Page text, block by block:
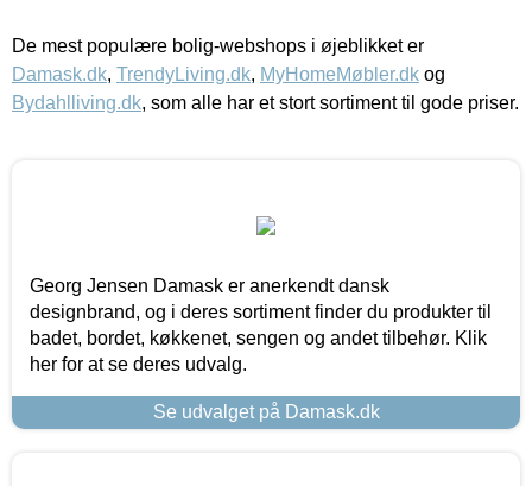
De mest populære bolig-webshops i øjeblikket er
Damask.dk, TrendyLiving.dk, MyHomeMøbler.dk og
Bydahlliving.dk, som alle har et stort sortiment til gode priser.
Georg Jensen Damask er anerkendt dansk
designbrand, og i deres sortiment finder du produkter til
badet, bordet, køkkenet, sengen og andet tilbehør. Klik
her for at se deres udvalg.
Se udvalget på Damask.dk